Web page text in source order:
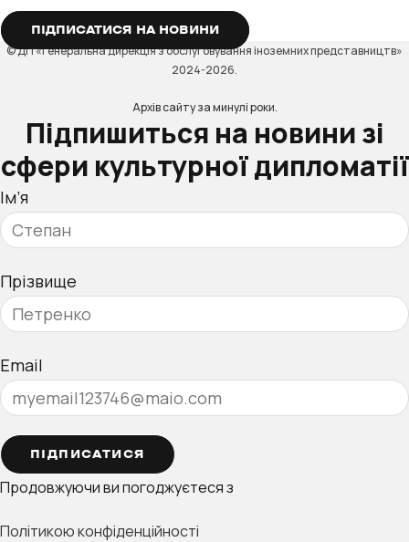
ПІДПИСАТИСЯ НА НОВИНИ
© ДП «Генеральна дирекція з обслуговування іноземних представництв»
2024-2026.
Архів сайту за минулі роки.
Підпишиться на новини зі
сфери культурної дипломатії
Ім’я
Прізвище
Email
ПІДПИСАТИСЯ
Продовжуючи ви погоджуєтеся з
Політикою конфіденційності